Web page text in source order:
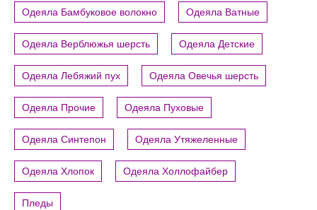
Одеяла Бамбуковое волокно Одеяла Ватные
Одеяла Верблюжья шерсть Одеяла Детские
Одеяла Лебяжий пух Одеяла Овечья шерсть
Одеяла Прочие Одеяла Пуховые
Одеяла Синтепон Одеяла Утяжеленные
Одеяла Хлопок Одеяла Холлофайбер
Пледы